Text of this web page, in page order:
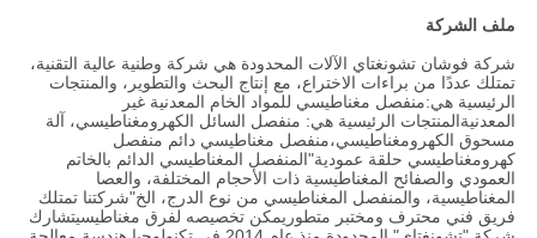
ملف الشركة
شركة فوشان تشونغتاي الآلات المحدودة هي شركة وطنية عالية التقنية،
تمتلك عددًا من براءات الاختراع، مع إنتاج البحث والتطوير، والمنتجات
الرئيسية هي:منفصل مغناطيسي للمواد الخام المعدنية غير
المعدنيةالمنتجات الرئيسية هي: منفصل السائل الكهرومغناطيسي، آلة
مسحوق الكهرومغناطيسي،منفصل مغناطيسي دائم منفصل
كهرومغناطيسي حلقة عمودية"المنفصل المغناطيسي الدائم بالخاتم
العمودي والصفائح المغناطيسية ذات الأحجام المختلفة، والعصا
المغناطيسية، والمنفصل المغناطيسي من نوع الدرج، الخ"شركتنا تمتلك
فريق فني محترف ومختبر متطوريمكن تخصيصه لفرق مغناطيسيتشارك